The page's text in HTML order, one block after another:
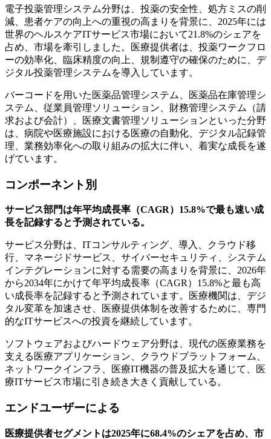
電子投薬管理システム分野は、投薬の安全性、処方ミスの削
減、患者ケアの向上への重視の高まりを背景に、2025年には
世界のヘルスケアITサービス市場において21.8%のシェアを
占め、市場を牽引しました。医療提供者は、投薬ワークフロ
ーの効率化、臨床精度の向上、規制遵守の確保のために、デ
ジタル投薬管理システムを導入しています。
バーコードを用いた医薬品管理システム、医薬品在庫管理シ
ステム、従業員管理ソリューション、財務管理システム（請
求および会計）、医療文書管理ソリューションといった分野
は、病院や医療施設における医療の自動化、デジタル記録管
理、業務効率化への取り組みの拡大に伴い、着実な成長を遂
げています。
コンポーネント別
サービス部門は年平均成長率（CAGR）15.8%で最も速い成
長を記録すると予測されている。
サービス分野は、ITコンサルティング、導入、クラウド移
行、マネージドサービス、サイバーセキュリティ、システム
インテグレーションに対する需要の高まりを背景に、2026年
から2034年にかけて年平均成長率（CAGR）15.8%と最も高
い成長率を記録すると予測されています。医療機関は、デジ
タル変革を加速させ、医療提供体制を改善するために、専門
的なITサービスへの投資を継続しています。
ソフトウェアおよびハードウェア分野は、現代の医療業務を
支える医療アプリケーション、クラウドプラットフォーム、
ネットワークインフラ、医療IT機器の普及拡大を通じて、医
療ITサービス市場に引き続き大きく貢献している。
エンドユーザーによる
医療提供者セグメントは2025年に68.4%のシェアを占め、市